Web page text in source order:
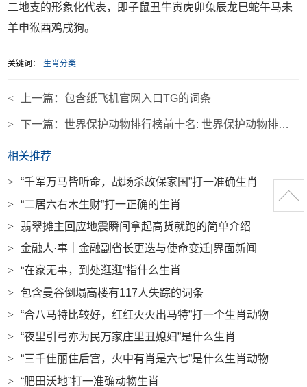
二地支的形象化代表，即子鼠丑牛寅虎卯兔辰龙巳蛇午马未
羊申猴酉鸡戌狗。
关键词： 生肖分类
< 上一篇：包含纸飞机官网入口TG的词条
> 下一篇：世界保护动物排行榜前十名: 世界保护动物排行榜前十名有哪些
相关推荐
>
“千军万马皆听命，战场杀故保家国”打一准确生肖
>
“二居六右木生财”打一正确的生肖
>
翡翠摊主回应地震瞬间拿起高货就跑的简单介绍
>
金融人·事｜金融副省长更迭与使命变迁|界面新闻
>
“在家无事，到处逛逛”指什么生肖
>
包含曼谷倒塌高楼有117人失踪的词条
>
“合八马特比较好，红红火火出马特”打一个生肖动物
>
“夜里引弓亦为民万家庄里丑媳妇”是什么生肖
>
“三千佳丽住后宫，火中有肖是六七”是什么生肖动物
>
“肥田沃地”打一准确动物生肖